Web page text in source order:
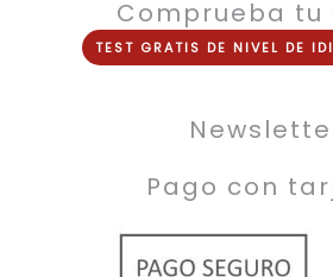
Comprueba tu
TEST GRATIS DE NIVEL DE
Pago con